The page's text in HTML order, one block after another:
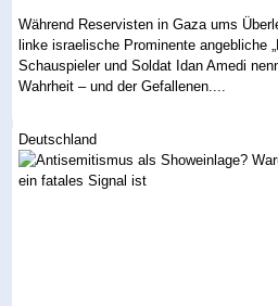
Während Reservisten in Gaza ums
linke israelische Prominente angebliche
Schauspieler und Soldat Idan Amedi
Wahrheit – und der Gefallenen....
Deutschland